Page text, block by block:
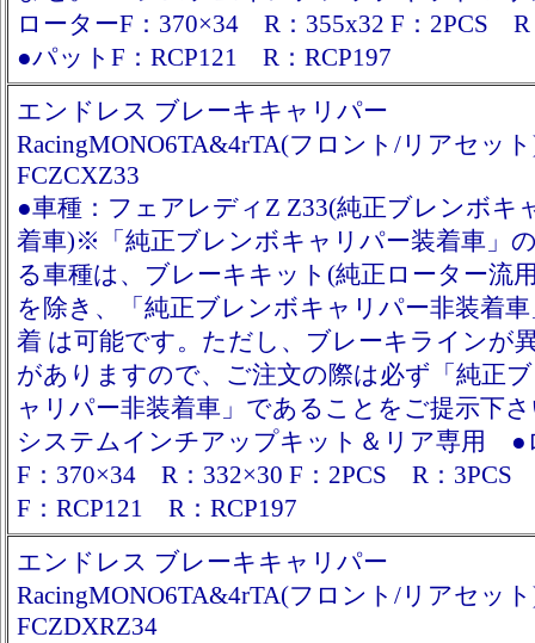
ローターF：370×34 R：355x32 F：2PCS
●パットF：RCP121 R：RCP197
エンドレス ブレーキキャリパー
RacingMONO6TA&4rTA(フロント/リアセッ
FCZCXZ33
●車種：フェアレディZ Z33(純正ブレンボキ
着車)※「純正ブレンボキャリパー装着車」
る車種は、ブレーキキット(純正ローター流
を除き、「純正ブレンボキャリパー非装着
着 は可能です。ただし、ブレーキラインが
がありますので、ご注文の際は必ず「純正
ャリパー非装着車」であることをご提示下
システムインチアップキット＆リア専用 ●
F：370×34 R：332×30 F：2PCS R：
F：RCP121 R：RCP197
エンドレス ブレーキキャリパー
RacingMONO6TA&4rTA(フロント/リアセッ
FCZDXRZ34